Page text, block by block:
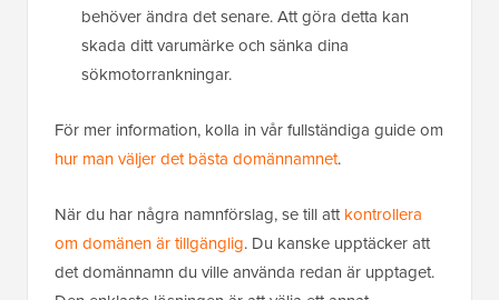
behöver ändra det senare. Att göra detta kan
skada ditt varumärke och sänka dina
sökmotorrankningar.
För mer information, kolla in vår fullständiga guide om
hur man väljer det bästa domännamnet.
När du har några namnförslag, se till attkontrollera
om domänen är tillgänglig. Du kanske upptäcker att
det domännamn du ville använda redan är upptaget.